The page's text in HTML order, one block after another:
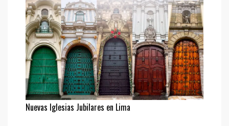
Nuevas Iglesias Jubilares en Lima